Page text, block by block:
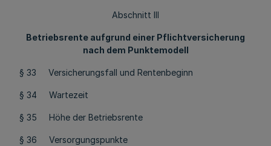
Abschnitt III
Betriebsrente aufgrund einer Pflichtversicherung
nach dem Punktemodell
§ 33 Versicherungsfall und Rentenbeginn
§ 34 Wartezeit
§ 35 Höhe der Betriebsrente
§ 36 Versorgungspunkte